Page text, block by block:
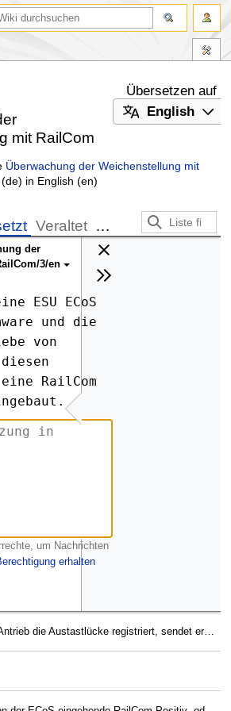
mit RailCom
Übersetzen auf
English
Überwachung der Weichenstellung mit
(de) in English (en)
Veraltet …
der
3/en
ESU ECoS
und die
von
RailCom
um Nachrichten
erhalten
erhaltenen DCC-Schaltbefehl als Quittung die Soll-Stellung und Ist-Stellung der Weiche zurück. Kann TrainController das auswerten?